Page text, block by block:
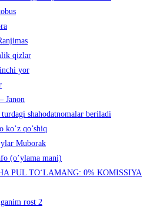
qizlar
yor
Janon
shahodatnomalar beriladi
qo’shiq
Muborak
(o’ylama mani)
PUL TO‘LAMANG: 0% KOMISSIYA
rost 2